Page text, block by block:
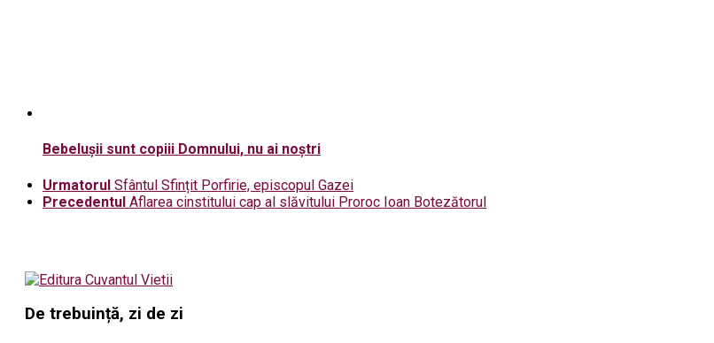
Bebelușii sunt copiii Domnului, nu ai noștri
Urmatorul Sfântul Sfințit Porfirie, episcopul Gazei
Precedentul Aflarea cinstitului cap al slăvitului Proroc Ioan Botezătorul
De trebuință, zi de zi